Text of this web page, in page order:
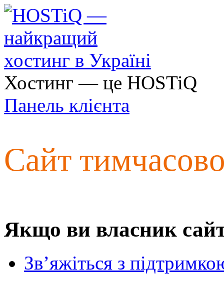
Хостинг — це HOSTiQ
Панель клієнта
Сайт
Якщо ви власник
Зв’яжіться з